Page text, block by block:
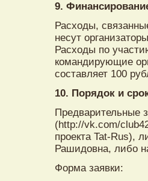
9.
Расходы,
несут
Расходы по
командирующие
составляет 100
10. Порядок и
Предварительные
(http://vk.com/
проекта Tat-Rus),
Рашидовна, либо
Форма заявки: